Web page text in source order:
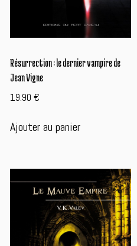
Résurrection : le dernier vampire de
Jean Vigne
19.90 €
Ajouter au panier